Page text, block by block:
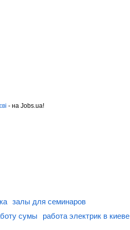
- на Jobs.ua!
залы для семинаров
сумы
работа электрик в киеве